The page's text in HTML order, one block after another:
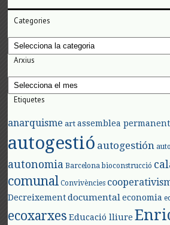
Categories
Categories
Arxius
Arxius
Etiquetes
anarquisme art assemblea permanent
autogestió autogestión
autonomia Barcelona bioconstrucció
comunal Convivències
Decreixement documental economia
ecoxarxes Educació lliure